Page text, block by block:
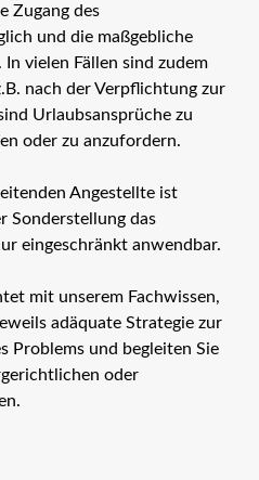
Zugang des
und die maßgebliche
vielen Fällen sind zudem
nach der Verpflichtung zur
Urlaubsansprüche zu
oder zu anzufordern.
Angestellte ist
Sonderstellung das
eingeschränkt anwendbar.
mit unserem Fachwissen,
adäquate Strategie zur
Problems und begleiten Sie
oder